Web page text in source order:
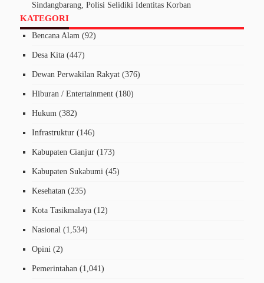
Sindangbarang, Polisi Selidiki Identitas Korban
KATEGORI
Bencana Alam (92)
Desa Kita (447)
Dewan Perwakilan Rakyat (376)
Hiburan / Entertainment (180)
Hukum (382)
Infrastruktur (146)
Kabupaten Cianjur (173)
Kabupaten Sukabumi (45)
Kesehatan (235)
Kota Tasikmalaya (12)
Nasional (1,534)
Opini (2)
Pemerintahan (1,041)